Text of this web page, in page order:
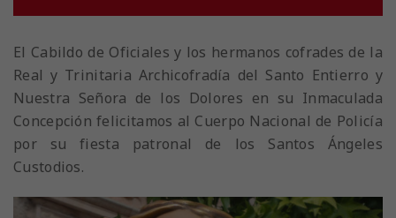
El Cabildo de Oficiales y los hermanos cofrades de la
Real y Trinitaria Archicofradía del Santo Entierro y
Nuestra Señora de los Dolores en su Inmaculada
Concepción felicitamos al Cuerpo Nacional de Policía
por su fiesta patronal de los Santos Ángeles
Custodios.